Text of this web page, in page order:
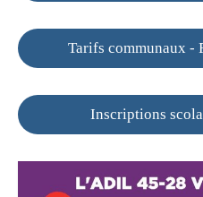
Tarifs communaux -
Inscriptions